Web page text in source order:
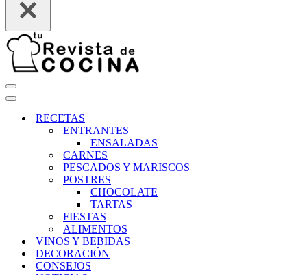
Menú
de
Menú
navegaciónRECETAS
ENTRANTES
ENSALADAS
CARNES
PESCADOS Y MARISCOS
POSTRES
CHOCOLATE
TARTAS
FIESTAS
ALIMENTOS
VINOS Y BEBIDAS
DECORACIÓN
CONSEJOS